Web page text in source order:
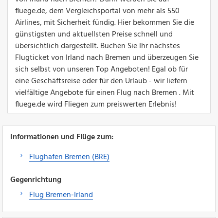
fluege.de, dem Vergleichsportal von mehr als 550
Airlines, mit Sicherheit fündig. Hier bekommen Sie die
günstigsten und aktuellsten Preise schnell und
übersichtlich dargestellt. Buchen Sie Ihr nächstes
Flugticket von Irland nach Bremen und überzeugen Sie
sich selbst von unseren Top Angeboten! Egal ob für
eine Geschäftsreise oder für den Urlaub - wir liefern
vielfältige Angebote für einen Flug nach Bremen . Mit
fluege.de wird Fliegen zum preiswerten Erlebnis!
Informationen und Flüge zum:
Flughafen Bremen (BRE)
Gegenrichtung
Flug Bremen-Irland